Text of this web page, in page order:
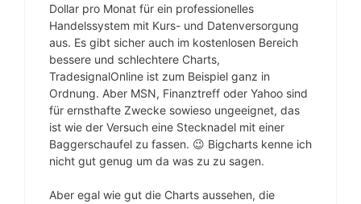
Dollar pro Monat für ein professionelles
Handelssystem mit Kurs- und Datenversorgung
aus. Es gibt sicher auch im kostenlosen Bereich
bessere und schlechtere Charts,
TradesignalOnline ist zum Beispiel ganz in
Ordnung. Aber MSN, Finanztreff oder Yahoo sind
für ernsthafte Zwecke sowieso ungeeignet, das
ist wie der Versuch eine Stecknadel mit einer
Baggerschaufel zu fassen. 😉 Bigcharts kenne ich
nicht gut genug um da was zu zu sagen.
Aber egal wie gut die Charts aussehen, die